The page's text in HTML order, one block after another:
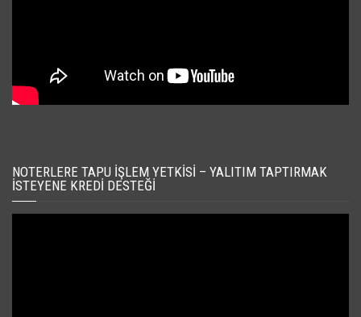
NOTERLERE TAPU İŞLEM YETKISI – YALITIM TAPTIRMAK
İSTEYENE KREDI DESTEĞI